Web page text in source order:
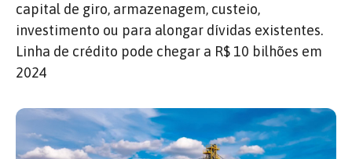
capital de giro, armazenagem, custeio,
investimento ou para alongar dívidas existentes.
Linha de crédito pode chegar a R$ 10 bilhões em
2024